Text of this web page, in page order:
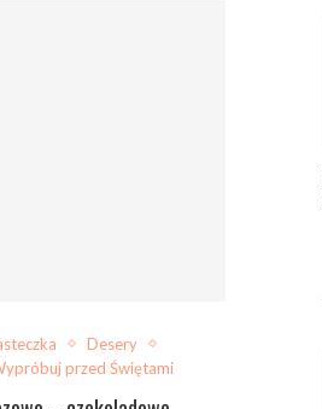
Desery
przed Świętami